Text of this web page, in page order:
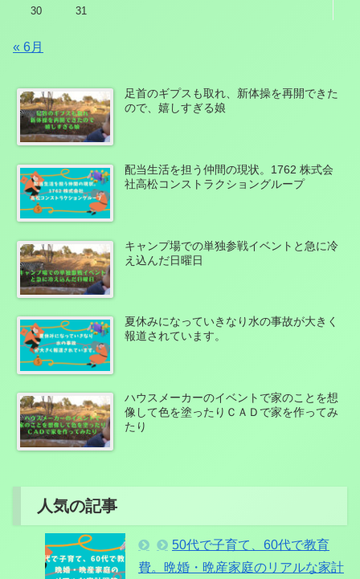
30
31
« 6月
足首のギプスも取れ、新体操を再開できた
ので、嬉しすぎる娘
配当生活を担う仲間の現状。1762 株式会
社高松コンストラクショングループ
キャンプ場での単独参戦イベントと急に冷
え込んだ日曜日
夏休みになっていきなり水の事故が大きく
報道されています。
ハウスメーカーのイベントで家のことを想
像して色を塗ったりＣＡＤで家を作ってみ
たり
人気の記事
50代で子育て、60代で教育
費。晩婚・晩産家庭のリアルな家計